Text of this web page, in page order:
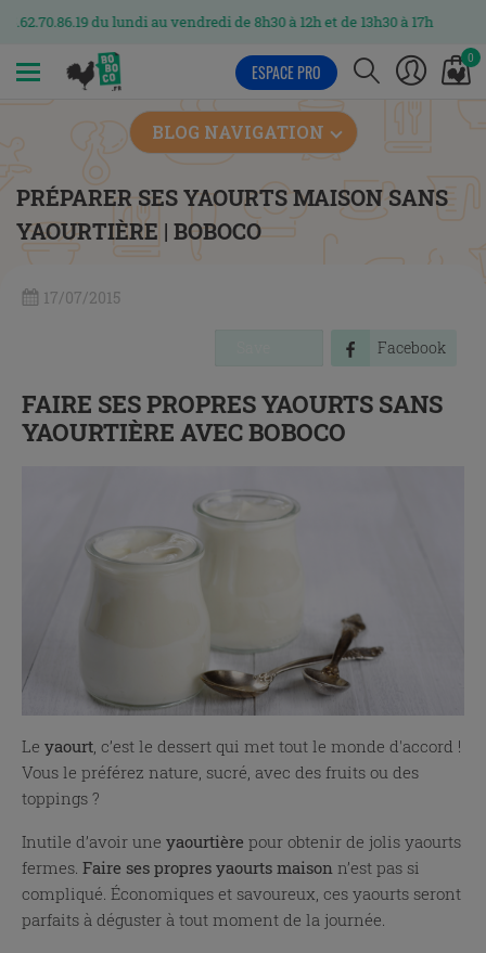
du lundi au vendredi de 8h30 à 12h et de 13h30 à 17h
0
ESPACE PRO
BLOG NAVIGATION
PRÉPARER SES YAOURTS MAISON SANS
YAOURTIÈRE | BOBOCO
17/07/2015
Facebook
FAIRE SES PROPRES YAOURTS SANS
YAOURTIÈRE AVEC BOBOCO
Le yaourt , c’est le dessert qui met tout le monde d'accord !
Vous le préférez nature, sucré, avec des fruits ou des
toppings ?
Inutile d’avoir une yaourtière pour obtenir de jolis yaourts
fermes. Faire ses propres yaourts maison n’est pas si
compliqué. Économiques et savoureux, ces yaourts seront
parfaits à déguster à tout moment de la journée.